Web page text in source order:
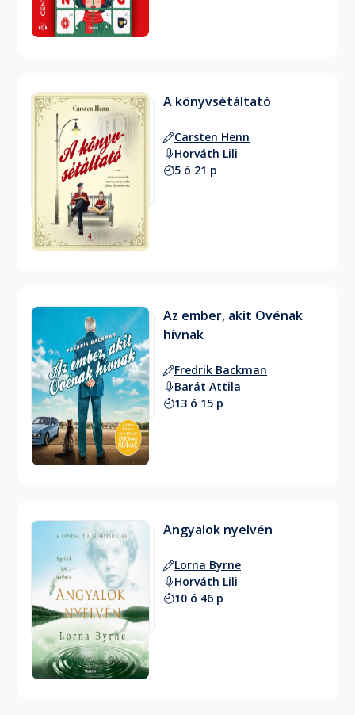
A könyvsétáltató
Carsten Henn
Horváth Lili
5 ó 21 p
Az ember, akit Ovénak
hívnak
Fredrik Backman
Barát Attila
13 ó 15 p
Angyalok nyelvén
Lorna Byrne
Horváth Lili
10 ó 46 p